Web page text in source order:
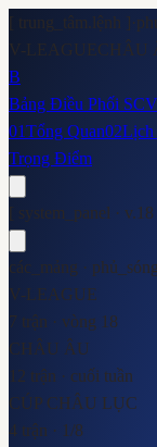
[ trung_tâm.lệnh ]·
V-LEAGUECHÂU
B
Bảng Điều Phối
01Tổng Quan02Lịch
Trọng Điểm
[ system_panel ·
các_mảng ·
V-LEAGUE
7 trận · vòng 18
CHÂU ÂU
12 trận · cuối tuần
CÚP CHÂU LỤC
4 trận · 1/8